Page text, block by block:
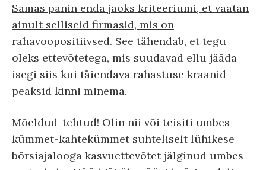
Samas panin enda jaoks kriteeriumi, et vaatan
ainult selliseid firmasid, mis on
rahavoopositiivsed. See tähendab, et tegu
oleks ettevõtetega, mis suudavad ellu jääda
isegi siis kui täiendava rahastuse kraanid
peaksid kinni minema.
Mõeldud-tehtud! Olin nii või teisiti umbes
kümmet-kahtekümmet suhteliselt lühikese
börsiajalooga kasvuettevõtet jälginud umbes